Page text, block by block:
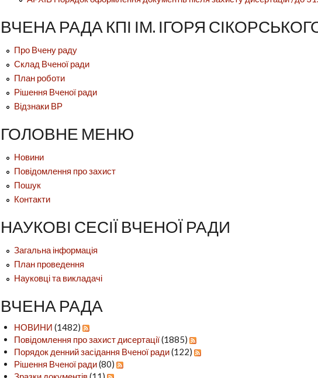
ВЧЕНА РАДА КПІ ІМ. ІГОРЯ
Про Вчену раду
Склад Вченої ради
План роботи
Рішення Вченої ради
Відзнаки ВР
ГОЛОВНЕ МЕНЮ
Новини
Повідомлення про захист
Пошук
Контакти
НАУКОВІ СЕСІЇ ВЧЕНОЇ РАДИ
Загальна інформація
План проведення
Науковці та викладачі
ВЧЕНА РАДА
НОВИНИ (1482)
Повідомлення про захист дисертації(1885)
Порядок денний засідання Вченої ради(122)
Рішення Вченої ради(80)